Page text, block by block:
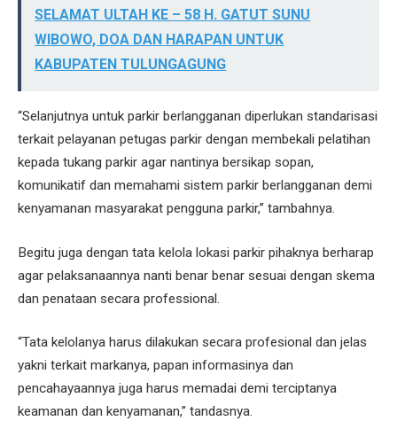
SELAMAT ULTAH KE – 58 H. GATUT SUNU
WIBOWO, DOA DAN HARAPAN UNTUK
KABUPATEN TULUNGAGUNG
“Selanjutnya untuk parkir berlangganan diperlukan standarisasi
terkait pelayanan petugas parkir dengan membekali pelatihan
kepada tukang parkir agar nantinya bersikap sopan,
komunikatif dan memahami sistem parkir berlangganan demi
kenyamanan masyarakat pengguna parkir,” tambahnya.
Begitu juga dengan tata kelola lokasi parkir pihaknya berharap
agar pelaksanaannya nanti benar benar sesuai dengan skema
dan penataan secara professional.
“Tata kelolanya harus dilakukan secara profesional dan jelas
yakni terkait markanya, papan informasinya dan
pencahayaannya juga harus memadai demi terciptanya
keamanan dan kenyamanan,” tandasnya.